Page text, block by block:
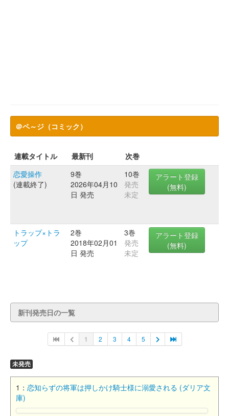
＠ペ～ジ（コミック）
連載タイトル 最新刊
次巻
恋愛操作
(連載終了)
9巻
2026年04月10
日 発売
10巻
発売
未定
アラート登録
(無料)
トラップ×トラ
ップ
2巻
2018年02月01
日 発売
3巻
発売
未定
アラート登録
(無料)
新刊発売日の一覧
1 2 3 4 5
未発売
1： 恋知らずの将軍は押しかけ騎士様に溺愛される (ダリア文
庫)